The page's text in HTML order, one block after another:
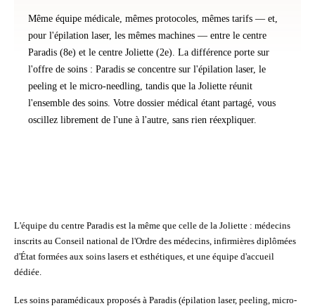
Même équipe médicale, mêmes protocoles, mêmes tarifs — et,
pour l'épilation laser, les mêmes machines — entre le centre
Paradis (8e) et le centre Joliette (2e) . La différence porte sur
l'offre de soins : Paradis se concentre sur l'épilation laser, le
peeling et le micro-needling, tandis que la Joliette réunit
l'ensemble des soins. Votre dossier médical étant partagé, vous
oscillez librement de l'une à l'autre, sans rien réexpliquer.
L'équipe du centre Paradis est la même que celle de la Joliette : médecins
inscrits au Conseil national de l'Ordre des médecins, infirmières diplômées
d'État formées aux soins lasers et esthétiques, et une équipe d'accueil
dédiée.
Les soins paramédicaux proposés à Paradis (épilation laser, peeling, micro-